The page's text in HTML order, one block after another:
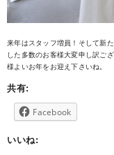
来年はスタッフ増員！そして新
した多数のお客様大変申し訳ご
様よいお年をお迎え下さいね。
共有:
Facebook
いいね: